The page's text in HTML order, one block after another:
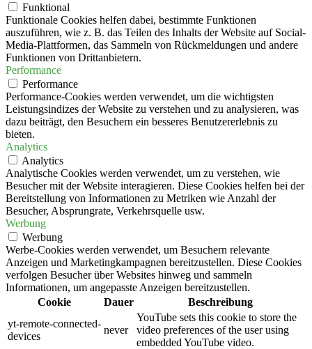
Funktional
Funktionale Cookies helfen dabei, bestimmte Funktionen
auszuführen, wie z. B. das Teilen des Inhalts der Website auf Social-
Media-Plattformen, das Sammeln von Rückmeldungen und andere
Funktionen von Drittanbietern.
Performance
Performance
Performance-Cookies werden verwendet, um die wichtigsten
Leistungsindizes der Website zu verstehen und zu analysieren, was
dazu beiträgt, den Besuchern ein besseres Benutzererlebnis zu
bieten.
Analytics
Analytics
Analytische Cookies werden verwendet, um zu verstehen, wie
Besucher mit der Website interagieren. Diese Cookies helfen bei der
Bereitstellung von Informationen zu Metriken wie Anzahl der
Besucher, Absprungrate, Verkehrsquelle usw.
Werbung
Werbung
Werbe-Cookies werden verwendet, um Besuchern relevante
Anzeigen und Marketingkampagnen bereitzustellen. Diese Cookies
verfolgen Besucher über Websites hinweg und sammeln
Informationen, um angepasste Anzeigen bereitzustellen.
Cookie
Dauer
Beschreibung
yt-remote-connected-
devices
never
YouTube sets this cookie to store the
video preferences of the user using
embedded YouTube video.